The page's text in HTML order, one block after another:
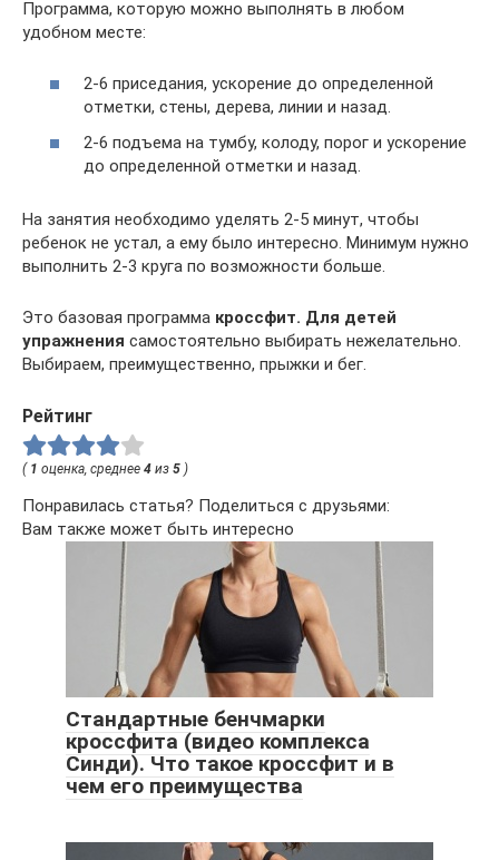
Программа, которую можно выполнять в любом
удобном месте:
2-6 приседания, ускорение до определенной
отметки, стены, дерева, линии и назад.
2-6 подъема на тумбу, колоду, порог и ускорение
до определенной отметки и назад.
На занятия необходимо уделять 2-5 минут, чтобы
ребенок не устал, а ему было интересно. Минимум нужно
выполнить 2-3 круга по возможности больше.
Это базовая программа кроссфит. Для детей
упражнения самостоятельно выбирать нежелательно.
Выбираем, преимущественно, прыжки и бег.
Рейтинг
( 1 оценка, среднее 4 из 5 )
Понравилась статья? Поделиться с друзьями:
Вам также может быть интересно
Стандартные бенчмарки
кроссфита (видео комплекса
Синди). Что такое кроссфит и в
чем его преимущества